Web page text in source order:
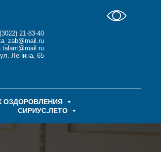
21-83-40
Ленина, 65
ОЗДОРОВЛЕНИЯ
СИРИУС.ЛЕТО